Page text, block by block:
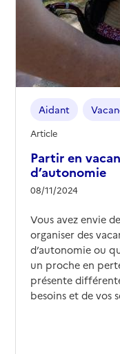
Partir en
d’autonomie
08/11/2024
Aidant
Article
Vous avez envie
organiser des
d’autonomie ou
un proche en
présente
besoins et de vos